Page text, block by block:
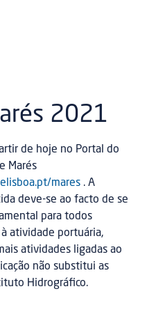
2021
de hoje no Portal do
Marés
mares . A
deve-se ao facto de se
para todos
atividade portuária,
atividades ligadas ao
não substitui as
Hidrográfico.